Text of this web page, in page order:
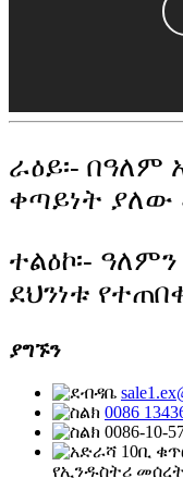
ራዕይ፡- በዓለም
ቀጣይነት
ተልዕኮ፡-
ደህንነቱ
ያግኙን
0086
0086-10-
10ቢ
የኢንዱስትሪ መሰረት